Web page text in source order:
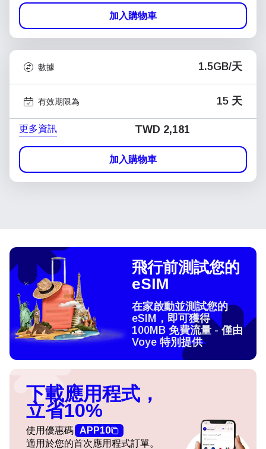
加入購物車
數據 1.5GB/天
有效期限為 15 天
更多資訊 TWD 2,181
加入購物車
飛行前測試您的
eSIM
在家啟動並測試您的
eSIM，即可獲得
100MB 免費流量 - 僅由
Voye 特別提供
下載應用程式，
立省10%
使用優惠碼 APP10
適用於您的首次應用程式訂單。